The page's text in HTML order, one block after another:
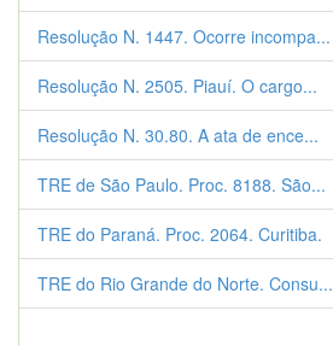
Resolução N. 1447. Ocorre incompa...
Resolução N. 2505. Piauí. O cargo...
Resolução N. 30.80. A ata de ence...
TRE de São Paulo. Proc. 8188. São...
TRE do Paraná. Proc. 2064. Curitiba.
TRE do Rio Grande do Norte. Consu...